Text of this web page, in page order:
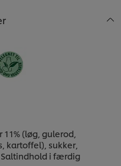
(løg, gulerod,
kartoffel), sukker,
i færdig